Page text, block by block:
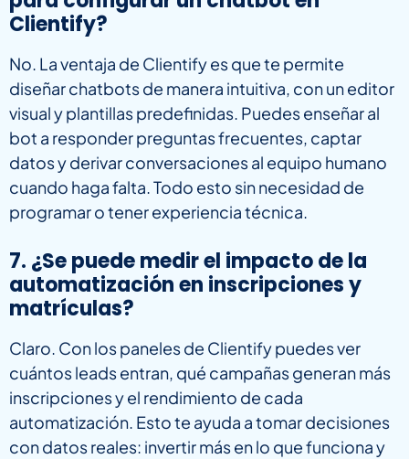
Clientify?
No. La ventaja de Clientify es que te permite
diseñar chatbots de manera intuitiva, con un editor
visual y plantillas predefinidas. Puedes enseñar al
bot a responder preguntas frecuentes, captar
datos y derivar conversaciones al equipo humano
cuando haga falta. Todo esto sin necesidad de
programar o tener experiencia técnica.
7. ¿Se puede medir el impacto de la
automatización en inscripciones y
matrículas?
Claro. Con los paneles de Clientify puedes ver
cuántos leads entran, qué campañas generan más
inscripciones y el rendimiento de cada
automatización. Esto te ayuda a tomar decisiones
con datos reales: invertir más en lo que funciona y